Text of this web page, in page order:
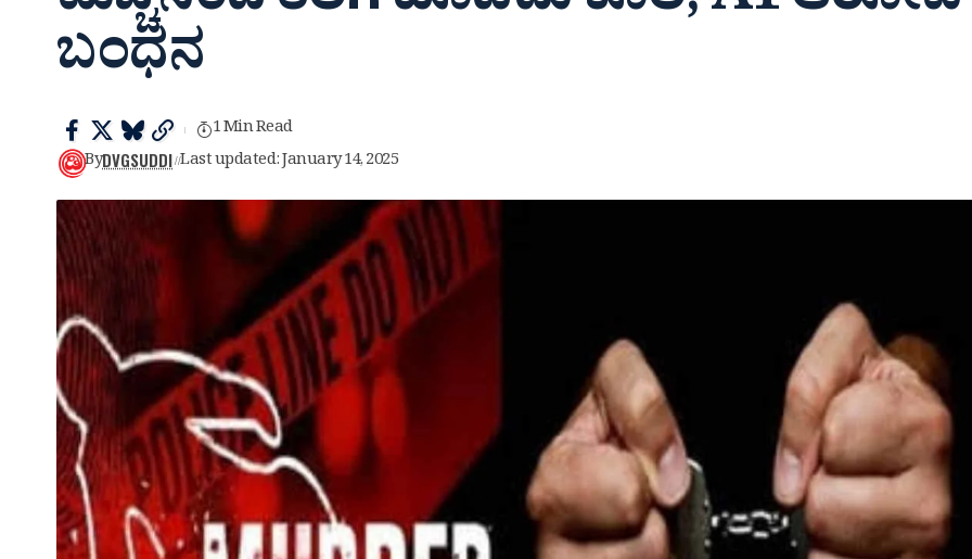
ಬಂಧನ
ByDVGSUDDI Last updated: January 14, 2025
1 Min Read